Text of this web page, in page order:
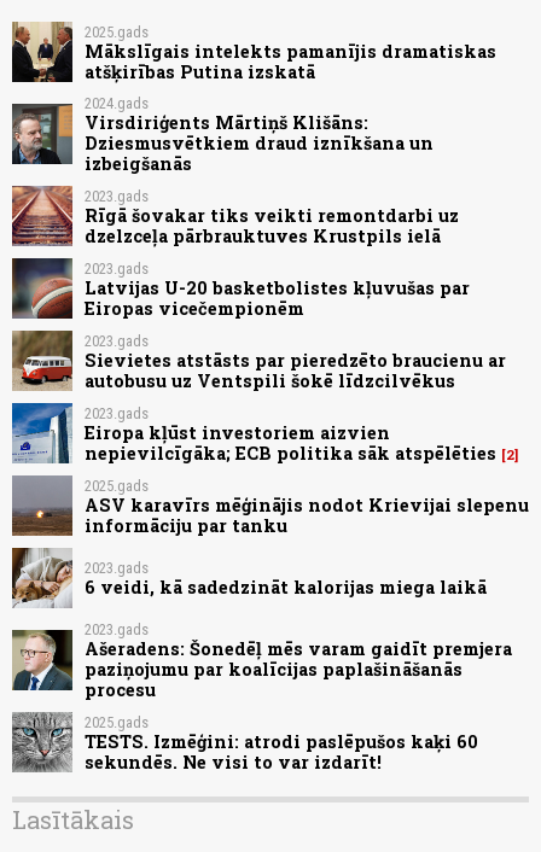
2025.gads
Mākslīgais intelekts pamanījis dramatiskas
atšķirības Putina izskatā
2024.gads
Virsdiriģents Mārtiņš Klišāns:
Dziesmusvētkiem draud iznīkšana un
izbeigšanās
2023.gads
Rīgā šovakar tiks veikti remontdarbi uz
dzelzceļa pārbrauktuves Krustpils ielā
2023.gads
Latvijas U-20 basketbolistes kļuvušas par
Eiropas vicečempionēm
2023.gads
Sievietes atstāsts par pieredzēto braucienu ar
autobusu uz Ventspili šokē līdzcilvēkus
2023.gads
Eiropa kļūst investoriem aizvien
nepievilcīgāka; ECB politika sāk atspēlēties
2
2025.gads
ASV karavīrs mēģinājis nodot Krievijai slepenu
informāciju par tanku
2023.gads
6 veidi, kā sadedzināt kalorijas miega laikā
2023.gads
Ašeradens: Šonedēļ mēs varam gaidīt premjera
paziņojumu par koalīcijas paplašināšanās
procesu
2025.gads
TESTS. Izmēģini: atrodi paslēpušos kaķi 60
sekundēs. Ne visi to var izdarīt!
Lasītākais